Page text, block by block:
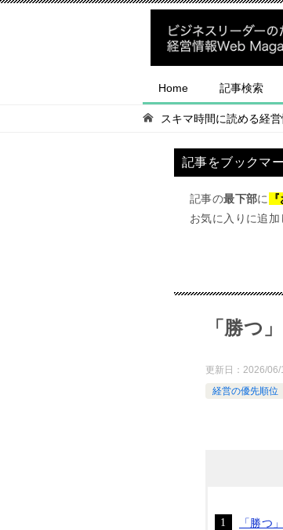
Home 記事検索
スキマ時間に読める経
記事をブックマ
記事の最下部に
お気に入りに追加
「勝つ
更新日： 2026/06/
経営の優先順位
「勝つ